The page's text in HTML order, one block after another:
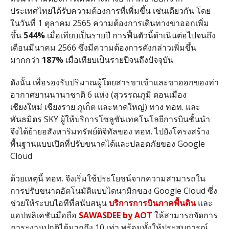
ประเทศไทยได้รับความต้องการที่เพิ่มขึ้น เช่นเดียวกัน โดย
ในวันที่ 1 ตุลาคม 2565 ความต้องการเดินทางขาออกเพิ่ม
ขึ้น 544% เมื่อเทียบเป็นรายปี การฟื้นตัวนี้ดำเนินต่อไปจนถึง
เดือนมีนาคม 2566 ซึ่งมีความต้องการดังกล่าวเพิ่มขึ้น
มากกว่า 187% เมื่อเทียบเป็นรายปีจนถึงปัจจุบัน
ดังนั้น เพื่อรองรับปริมาณผู้โดยสารขาเข้าและขาออกของท่า
อากาศยานนานาชาติ6 แห่ง (สุวรรณภูมิ ดอนเมือง
เชียงใหม่ เชียงราย ภูเก็ต และหาดใหญ่) ทาง ทอท. และ
พันธมิตร SKY ผู้ให้บริการโซลูชันเทคโนโลยีการบินชั้นนำ
จึงได้ย้ายอสังหาริมทรัพย์ดิจิทัลของ ทอท.ไปยังโครงสร้าง
พื้นฐานแบบเปิดที่ปรับขนาดได้และปลอดภัยของ Google
Cloud
ด้วยเหตุนี้ ทอท. จึงเริ่มใช้ประโยชน์จากความสามารถใน
การปรับขนาดอัตโนมัติแบบไดนามิกของ Google Cloud ซึ่ง
ช่วยให้ระบบไอทีที่สนับสนุน บริการการบินภาคพื้นดิน และ
แอปพลิเคชันมือถือ SAWASDEE by AOT ให้สามารถจัดการ